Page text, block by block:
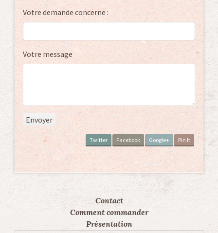
Votre demande concerne :
Votre message
Twitter Facebook Google+ Pin It
Contact
Comment commander
Présentation